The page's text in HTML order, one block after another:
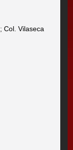
Col. Vilaseca